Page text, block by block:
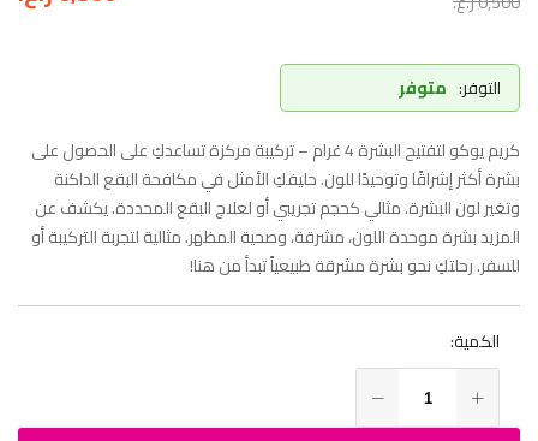
التوفر: متوفر
كريم يوكو لتفتيح البشرة 4 غرام – تركيبة مركزة تساعدكِ على الحصول على
بشرة أكثر إشراقًا وتوحيدًا للون. حليفكِ الأمثل في مكافحة البقع الداكنة
وتغير لون البشرة. مثالي كحجم تجريبي أو لعلاج البقع المحددة. يكشف عن
المزيد بشرة موحدة اللون، مشرقة، وصحية المظهر. مثالية لتجربة التركيبة أو
للسفر. رحلتكِ نحو بشرة مشرقة طبيعياً تبدأ من هنا!
الكمية: